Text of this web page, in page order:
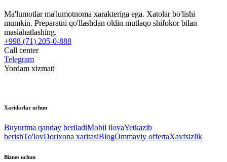
Ma'lumotlar ma'lumotnoma xarakteriga ega. Xatolar bo'lishi
mumkin. Preparatni qo'llashdan oldin mutlaqo shifokor bilan
maslahatlashing.
+998 (71) 205-0-888
Call center
Telegram
Yordam xizmati
Xaridorlar uchun
Buyurtma qanday beriladiMobil ilovaYetkazib
berishTo'lovDorixona xaritasiBlogOmmaviy offertaXavfsizlik
Biznes uchun